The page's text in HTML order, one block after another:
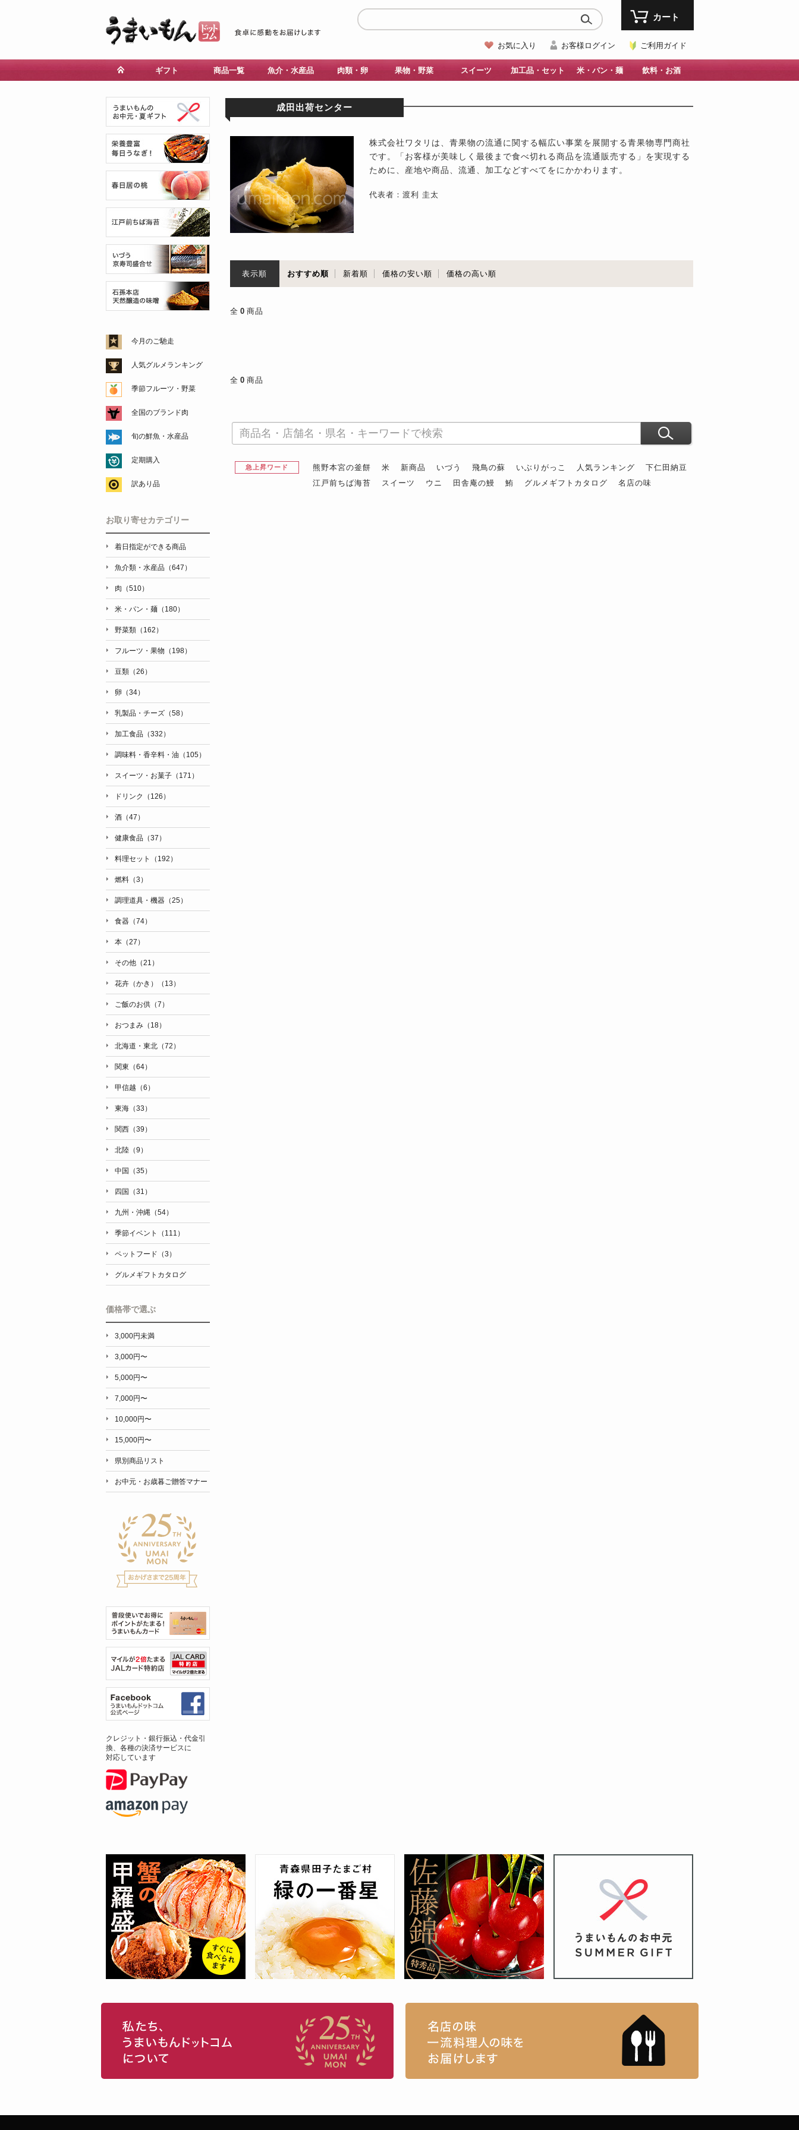
お気に入り お客様ログイン ご利用ガイド
カート
ギフト 商品一覧 魚介・水産品 肉類・卵 果物・野菜 スイーツ 加工品・セット 米・パン・麺 飲料・お酒
成田出荷センター
株式会社ワタリは、青果物の流通に関する幅広い事業を展開する青果物専門商社
です。「お客様が美味しく最後まで食べ切れる商品を流通販売する」を実現する
ために、産地や商品、流通、加工などすべてをにかかわります。
代表者：渡利 圭太
表示順 おすすめ順 新着順 価格の安い順 価格の高い順
全 0 商品
全 0 商品
急上昇ワード 熊野本宮の釜餅 米 新商品 いづう 飛鳥の蘇 いぶりがっこ 人気ランキング
下仁田納豆
江戸前ちば海苔
スイーツ ウニ 田舎庵の鰻 鮪 グルメギフトカタログ 名店の味
今月のご馳走
人気グルメランキング
季節フルーツ・野菜
全国のブランド肉
旬の鮮魚・水産品
定期購入
訳あり品
お取り寄せカテゴリー
着日指定ができる商品
魚介類・水産品（647）
肉（510）
米・パン・麺（180）
野菜類（162）
フルーツ・果物（198）
豆類（26）
卵（34）
乳製品・チーズ（58）
加工食品（332）
調味料・香辛料・油（105）
スイーツ・お菓子（171）
ドリンク（126）
酒（47）
健康食品（37）
料理セット（192）
燃料（3）
調理道具・機器（25）
食器（74）
本（27）
その他（21）
花卉（かき）（13）
ご飯のお供（7）
おつまみ（18）
北海道・東北（72）
関東（64）
甲信越（6）
東海（33）
関西（39）
北陸（9）
中国（35）
四国（31）
九州・沖縄（54）
季節イベント（111）
ペットフード（3）
グルメギフトカタログ
価格帯で選ぶ
3,000円未満
3,000円〜
5,000円〜
7,000円〜
10,000円〜
15,000円〜
県別商品リスト
お中元・お歳暮ご贈答マナー
クレジット・銀行振込・代金引
換、各種の決済サービスに
対応しています